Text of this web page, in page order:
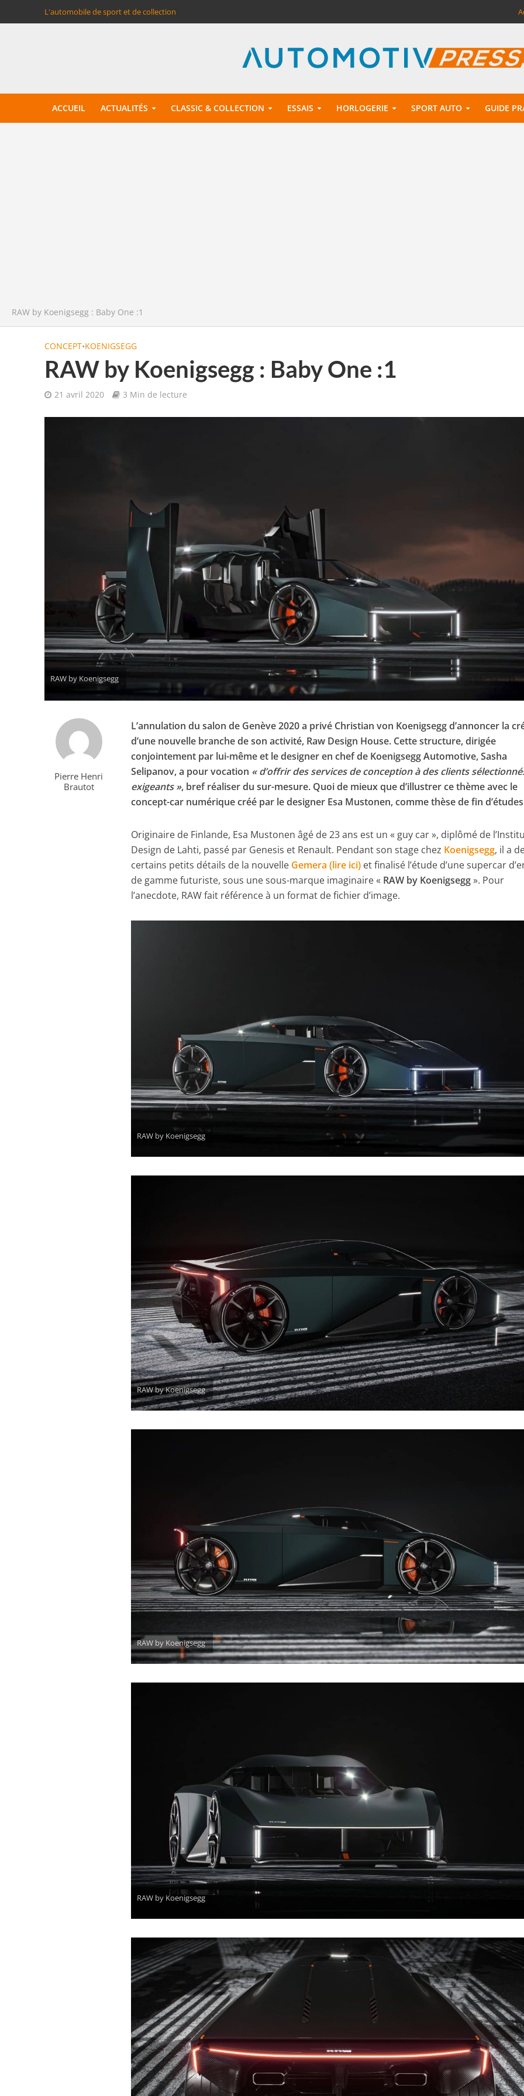
L'automobile de sport et de collection
ACCUEIL ACTUALITÉS CLASSIC & COLLECTION ESSAIS HORLOGERIE SPORT AUTO GUIDE
RAW by Koenigsegg : Baby One :1
CONCEPT•KOENIGSEGG
RAW by Koenigsegg : Baby One :1
21 avril 2020 3 Min de lecture
RAW by Koenigsegg
Pierre Henri
Brautot
L’annulation du salon de Genève 2020 a privé Christian von Koenigsegg d’annoncer la
d’une nouvelle branche de son activité, Raw Design House. Cette structure, dirigée
conjointement par lui-même et le designer en chef de Koenigsegg Automotive, Sasha
Selipanov, a pour vocation « d’offrir des services de conception à des clients
exigeants », bref réaliser du sur-mesure. Quoi de mieux que d’illustrer ce thème avec le
concept-car numérique créé par le designer Esa Mustonen, comme thèse de fin
Originaire de Finlande, Esa Mustonen âgé de 23 ans est un « guy car », diplômé de
Design de Lahti, passé par Genesis et Renault. Pendant son stage chez Koenigsegg, il a
certains petits détails de la nouvelle Gemera (lire ici) et finalisé l’étude d’une supercar
de gamme futuriste, sous une sous-marque imaginaire « RAW by Koenigsegg». Pour
l’anecdote, RAW fait référence à un format de fichier d’image.
RAW by Koenigsegg
RAW by Koenigsegg
RAW by Koenigsegg
RAW by Koenigsegg